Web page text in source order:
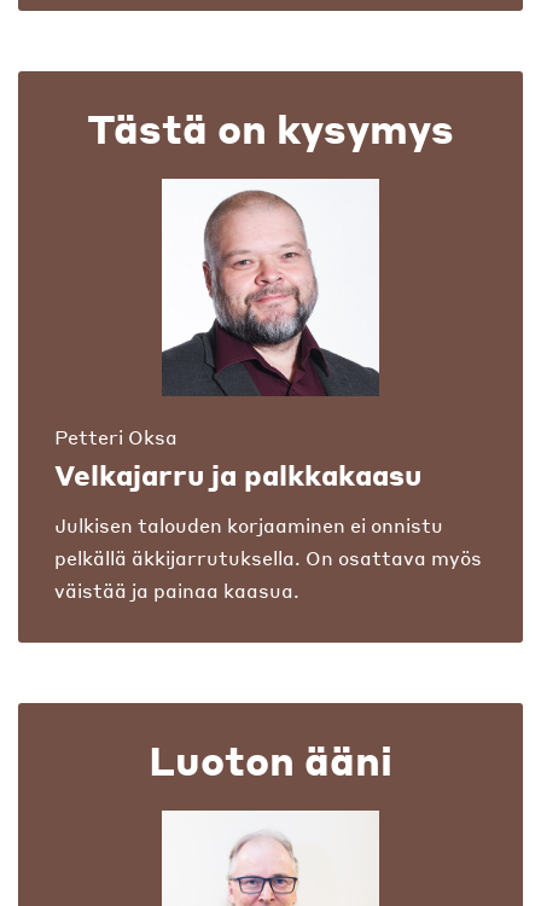
Tästä on kysymys
Petteri Oksa
Velkajarru ja palkkakaasu
Julkisen talouden korjaaminen ei onnistu
pelkällä äkkijarrutuksella. On osattava myös
väistää ja painaa kaasua.
Luoton ääni